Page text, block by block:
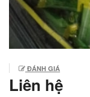
ĐÁNH GIÁ
Liên hệ